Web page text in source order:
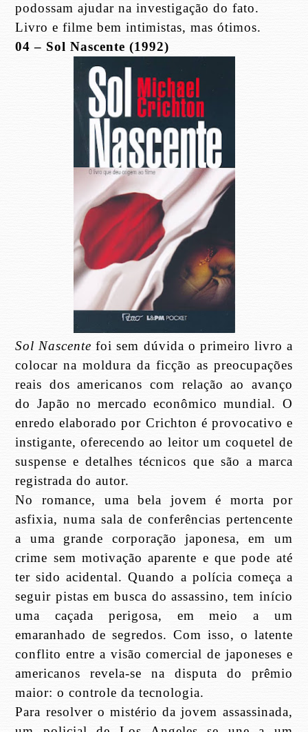
podossam ajudar na investigação do fato.
Livro e filme bem intimistas, mas ótimos.
04 – Sol Nascente (1992)
Sol Nascente foi sem dúvida o primeiro livro a
colocar na moldura da ficção as preocupações
reais dos americanos com relação ao avanço
do Japão no mercado econômico mundial. O
enredo elaborado por Crichton é provocativo e
instigante, oferecendo ao leitor um coquetel de
suspense e detalhes técnicos que são a marca
registrada do autor.
No romance, uma bela jovem é morta por
asfixia, numa sala de conferências pertencente
a uma grande corporação japonesa, em um
crime sem motivação aparente e que pode até
ter sido acidental. Quando a polícia começa a
seguir pistas em busca do assassino, tem início
uma caçada perigosa, em meio a um
emaranhado de segredos. Com isso, o latente
conflito entre a visão comercial de japoneses e
americanos revela-se na disputa do prêmio
maior: o controle da tecnologia.
Para resolver o mistério da jovem assassinada,